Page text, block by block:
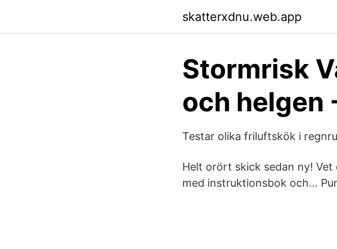
skatterxdnu.web.app
Stormrisk
och helgen
Testar olika friluftskök i
Helt orört skick sedan ny!
med instruktionsbok och…